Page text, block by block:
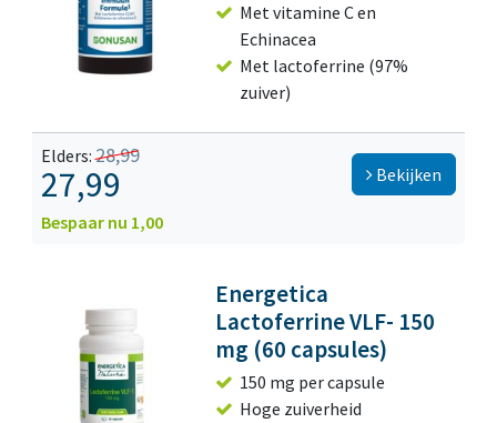
Met vitamine C en
Echinacea
Met lactoferrine (97%
zuiver)
Elders:28,99
27,99
Bespaar nu 1,00
Bekijken
Energetica
Lactoferrine VLF- 150
mg (60 capsules)
150 mg per capsule
Hoge zuiverheid